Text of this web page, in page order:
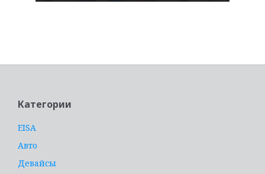
Категории
EISA
Авто
Девайсы